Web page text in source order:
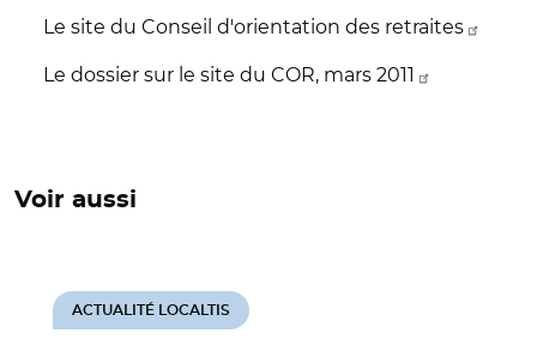
Le site du Conseil d'orientation des retraites
Le dossier sur le site du COR, mars 2011
Voir aussi
ACTUALITÉ LOCALTIS